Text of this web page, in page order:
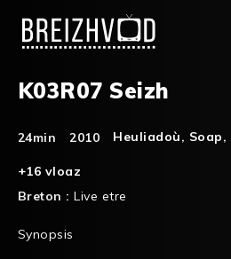
K03R07 Seizh
24min 2010 Heuliadoù, Soap,
+16 vloaz
Breton :Live etre
Synopsis